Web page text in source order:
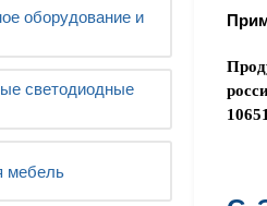
оборудование и
светодиодные
мебель